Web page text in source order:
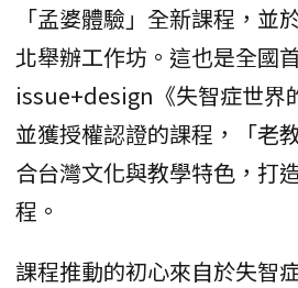
「孟婆體驗」全新課程，並
北舉辦工作坊。這也是全國
issue+design《失智症世界
並獲授權認證的課程，「老
合台灣文化與教學特色，打
程。
課程推動的初心來自於失智